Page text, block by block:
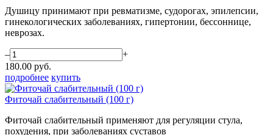
Душицу принимают при ревматизме, судорогах, эпилепсии,
гинекологических заболеваниях, гипертонии, бессоннице,
неврозах.
–
+
180.00 руб.
подробнее купить
Фиточай слабительный (100 г)
Фиточай слабительный применяют для регуляции стула,
похудения, при заболеваниях суставов